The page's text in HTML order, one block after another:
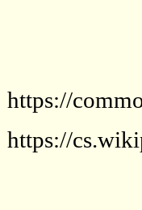
https://
https://